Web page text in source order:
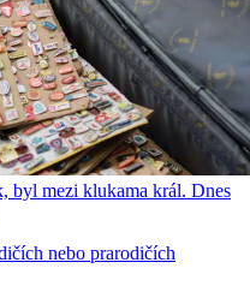
byl mezi klukama král. Dnes
nebo prarodičích